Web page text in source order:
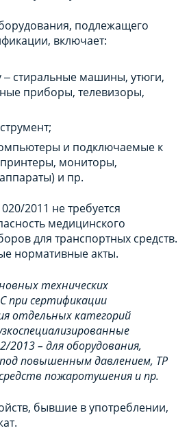
подлежащего
включает:
‒ стиральные машины, утюги,
приборы, телевизоры,
и подключаемые к
мониторы,
и пр.
2011 не требуется
медицинского
для транспортных средств.
нормативные акты.
технических
при сертификации
отдельных категорий
2013 – для оборудования,
повышенным давлением, ТР
пожаротушения и пр.
бывшие в употреблении,